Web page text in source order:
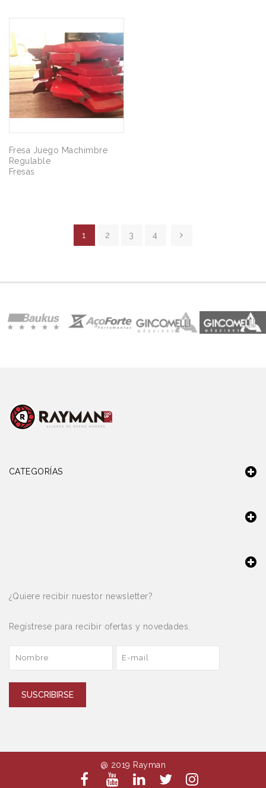
Fresa Juego Machimbre
Regulable
Fresas
1 2 3 4
CATEGORÍAS
¿Quiere recibir nuestor newsletter?
Regístrese para recibir ofertas y novedades.
SUSCRIBIRSE
@ 2019 Rayman